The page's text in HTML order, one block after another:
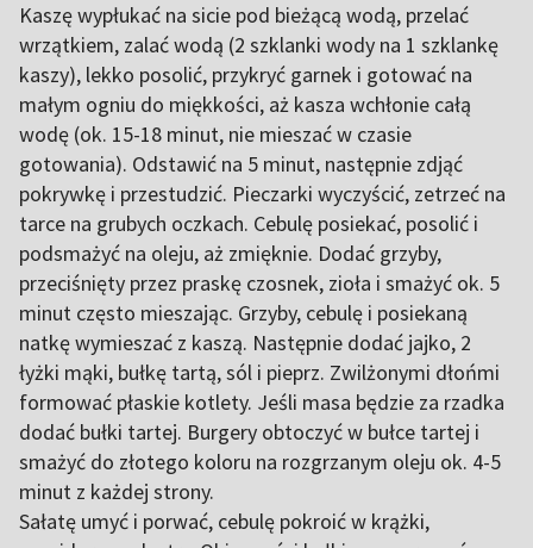
Kaszę wypłukać na sicie pod bieżącą wodą, przelać
wrzątkiem, zalać wodą (2 szklanki wody na 1 szklankę
kaszy), lekko posolić, przykryć garnek i gotować na
małym ogniu do miękkości, aż kasza wchłonie całą
wodę (ok. 15-18 minut, nie mieszać w czasie
gotowania). Odstawić na 5 minut, następnie zdjąć
pokrywkę i przestudzić. Pieczarki wyczyścić, zetrzeć na
tarce na grubych oczkach. Cebulę posiekać, posolić i
podsmażyć na oleju, aż zmięknie. Dodać grzyby,
przeciśnięty przez praskę czosnek, zioła i smażyć ok. 5
minut często mieszając. Grzyby, cebulę i posiekaną
natkę wymieszać z kaszą. Następnie dodać jajko, 2
łyżki mąki, bułkę tartą, sól i pieprz. Zwilżonymi dłońmi
formować płaskie kotlety. Jeśli masa będzie za rzadka
dodać bułki tartej. Burgery obtoczyć w bułce tartej i
smażyć do złotego koloru na rozgrzanym oleju ok. 4-5
minut z każdej strony.
Sałatę umyć i porwać, cebulę pokroić w krążki,